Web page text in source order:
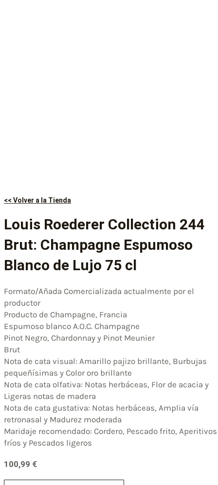
<< Volver a la Tienda
Louis Roederer Collection 244
Brut: Champagne Espumoso
Blanco de Lujo 75 cl
Formato/Añada Comercializada actualmente por el
productor
Producto de Champagne, Francia
Espumoso blanco A.O.C. Champagne
Pinot Negro, Chardonnay y Pinot Meunier
Brut
Nota de cata visual: Amarillo pajizo brillante, Burbujas
pequeñísimas y Color oro brillante
Nota de cata olfativa: Notas herbáceas, Flor de acacia y
Ligeras notas de madera
Nota de cata gustativa: Notas herbáceas, Amplia vía
retronasal y Madurez moderada
Maridaje recomendado: Cordero, Pescado frito, Aperitivos
fríos y Pescados ligeros
100,99 €